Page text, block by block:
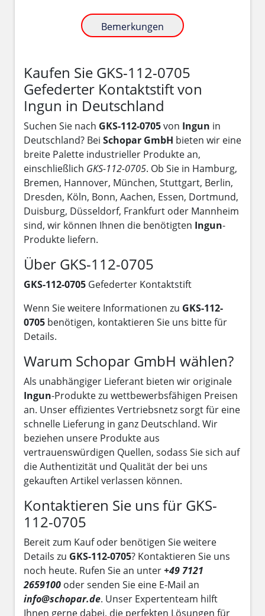
Bemerkungen
Kaufen Sie GKS-112-0705
Gefederter Kontaktstift von
Ingun in Deutschland
Suchen Sie nach GKS-112-0705von Ingun in
Deutschland? Bei Schopar GmbH bieten wir eine
breite Palette industrieller Produkte an,
einschließlich GKS-112-0705. Ob Sie in Hamburg,
Bremen, Hannover, München, Stuttgart, Berlin,
Dresden, Köln, Bonn, Aachen, Essen, Dortmund,
Duisburg, Düsseldorf, Frankfurt oder Mannheim
sind, wir können Ihnen die benötigten Ingun-
Produkte liefern.
Über GKS-112-0705
GKS-112-0705 Gefederter Kontaktstift
Wenn Sie weitere Informationen zu GKS-112-
0705 benötigen, kontaktieren Sie uns bitte für
Details.
Warum Schopar GmbH wählen?
Als unabhängiger Lieferant bieten wir originale
Ingun-Produkte zu wettbewerbsfähigen Preisen
an. Unser effizientes Vertriebsnetz sorgt für eine
schnelle Lieferung in ganz Deutschland. Wir
beziehen unsere Produkte aus
vertrauenswürdigen Quellen, sodass Sie sich auf
die Authentizität und Qualität der bei uns
gekauften Artikel verlassen können.
Kontaktieren Sie uns für GKS-
112-0705
Bereit zum Kauf oder benötigen Sie weitere
Details zu GKS-112-0705? Kontaktieren Sie uns
noch heute. Rufen Sie an unter+49 7121
2659100 oder senden Sie eine E-Mail an
info@schopar.de. Unser Expertenteam hilft
Ihnen gerne dabei, die perfekten Lösungen für